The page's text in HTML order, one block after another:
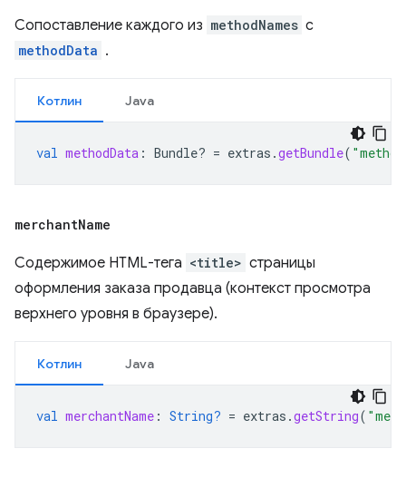
Сопоставление каждого из methodNames с
methodData .
Котлин Java
val methodData : Bundle? = extras .getBundle(
merchantName
Содержимое HTML-тега <title> страницы
оформления заказа продавца (контекст просмотра
верхнего уровня в браузере).
Котлин Java
val merchantName : String? = extras .getString(